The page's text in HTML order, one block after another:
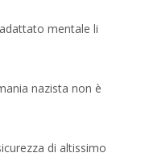
mentale li
nazista non è
di altissimo